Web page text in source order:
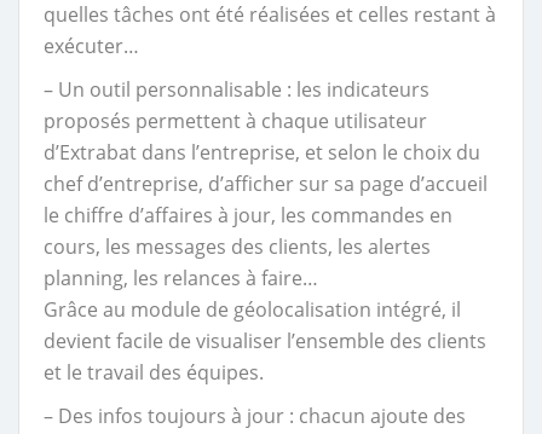
quelles tâches ont été réalisées et celles restant à
exécuter…
– Un outil personnalisable : les indicateurs
proposés permettent à chaque utilisateur
d’Extrabat dans l’entreprise, et selon le choix du
chef d’entreprise, d’afficher sur sa page d’accueil
le chiffre d’affaires à jour, les commandes en
cours, les messages des clients, les alertes
planning, les relances à faire…
Grâce au module de géolocalisation intégré, il
devient facile de visualiser l’ensemble des clients
et le travail des équipes.
– Des infos toujours à jour : chacun ajoute des